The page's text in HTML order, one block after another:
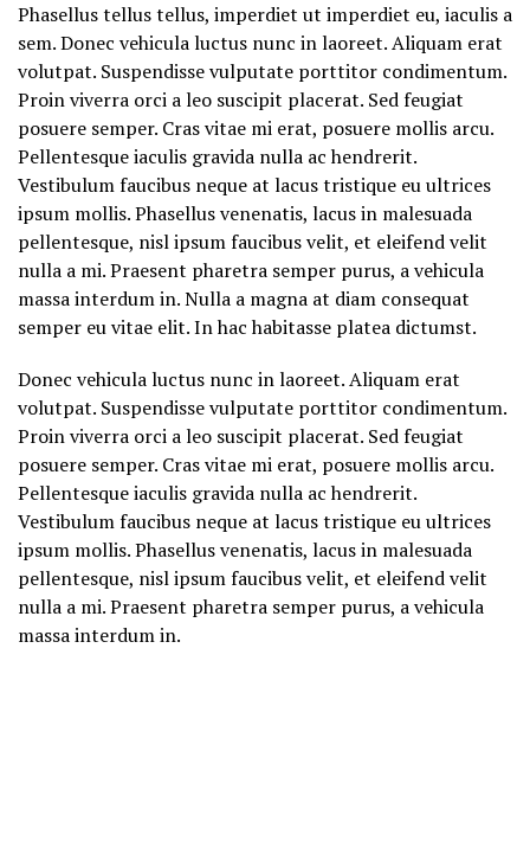
Phasellus tellus tellus, imperdiet ut imperdiet eu, iaculis a
sem. Donec vehicula luctus nunc in laoreet. Aliquam erat
volutpat. Suspendisse vulputate porttitor condimentum.
Proin viverra orci a leo suscipit placerat. Sed feugiat
posuere semper. Cras vitae mi erat, posuere mollis arcu.
Pellentesque iaculis gravida nulla ac hendrerit.
Vestibulum faucibus neque at lacus tristique eu ultrices
ipsum mollis. Phasellus venenatis, lacus in malesuada
pellentesque, nisl ipsum faucibus velit, et eleifend velit
nulla a mi. Praesent pharetra semper purus, a vehicula
massa interdum in. Nulla a magna at diam consequat
semper eu vitae elit. In hac habitasse platea dictumst.
Donec vehicula luctus nunc in laoreet. Aliquam erat
volutpat. Suspendisse vulputate porttitor condimentum.
Proin viverra orci a leo suscipit placerat. Sed feugiat
posuere semper. Cras vitae mi erat, posuere mollis arcu.
Pellentesque iaculis gravida nulla ac hendrerit.
Vestibulum faucibus neque at lacus tristique eu ultrices
ipsum mollis. Phasellus venenatis, lacus in malesuada
pellentesque, nisl ipsum faucibus velit, et eleifend velit
nulla a mi. Praesent pharetra semper purus, a vehicula
massa interdum in.